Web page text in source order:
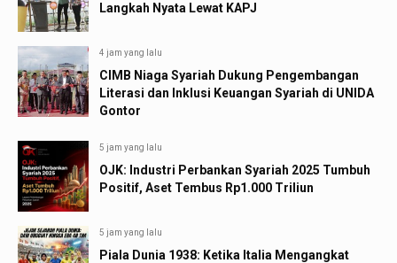
Langkah Nyata Lewat KAPJ
4 jam yang lalu
CIMB Niaga Syariah Dukung Pengembangan
Literasi dan Inklusi Keuangan Syariah di UNIDA
Gontor
5 jam yang lalu
OJK: Industri Perbankan Syariah 2025 Tumbuh
Positif, Aset Tembus Rp1.000 Triliun
5 jam yang lalu
Piala Dunia 1938: Ketika Italia Mengangkat